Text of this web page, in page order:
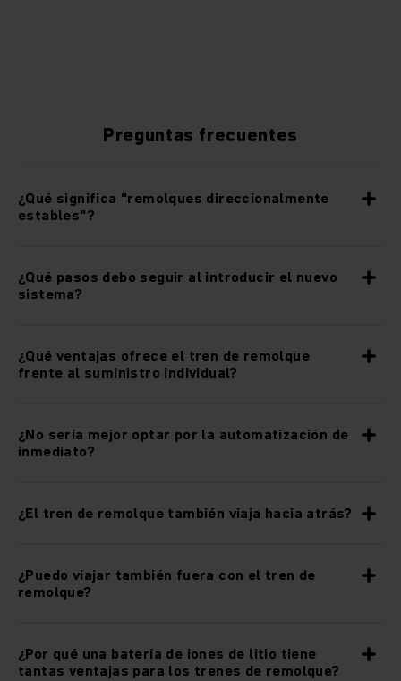
Preguntas frecuentes
¿Qué significa "remolques direccionalmente
estables"?
¿Qué pasos debo seguir al introducir el nuevo
sistema?
¿Qué ventajas ofrece el tren de remolque
frente al suministro individual?
¿No sería mejor optar por la automatización de
inmediato?
¿El tren de remolque también viaja hacia atrás?
¿Puedo viajar también fuera con el tren de
remolque?
¿Por qué una batería de iones de litio tiene
tantas ventajas para los trenes de remolque?